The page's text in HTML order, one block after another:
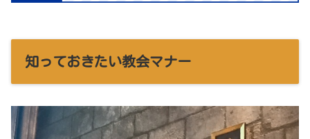
知っておきたい教会マナー